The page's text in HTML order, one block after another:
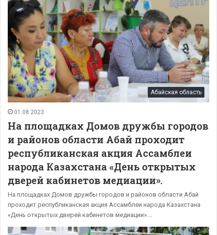
Абайская область
01.08.2023
На площадках Домов дружбы городов
и районов области Абай проходит
республиканская акция Ассамблеи
народа Казахстана «День открытых
дверей кабинетов медиации».
На площадках Домов дружбы городов и районов области Абай
проходит республиканская акция Ассамблеи народа Казахстана
«День открытых дверей кабинетов медиации».…